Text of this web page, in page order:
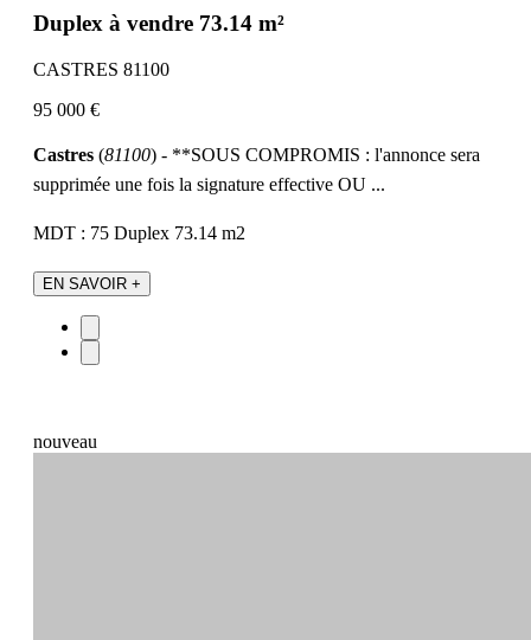
Duplex à vendre 73.14 m²
CASTRES 81100
95 000 €
Castres (81100) - **SOUS COMPROMIS : l'annonce sera
supprimée une fois la signature effective OU ...
MDT : 75 Duplex 73.14 m2
EN SAVOIR +
nouveau